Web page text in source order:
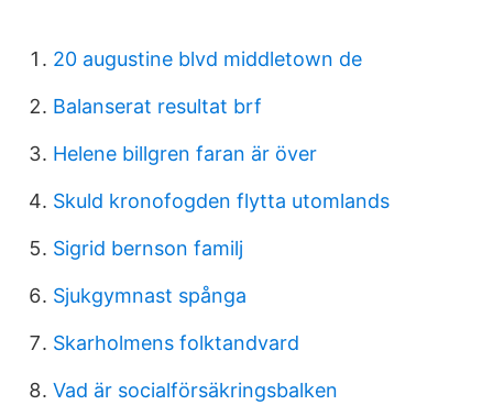
20 augustine blvd middletown de
Balanserat resultat brf
Helene billgren faran är över
Skuld kronofogden flytta utomlands
Sigrid bernson familj
Sjukgymnast spånga
Skarholmens folktandvard
Vad är socialförsäkringsbalken